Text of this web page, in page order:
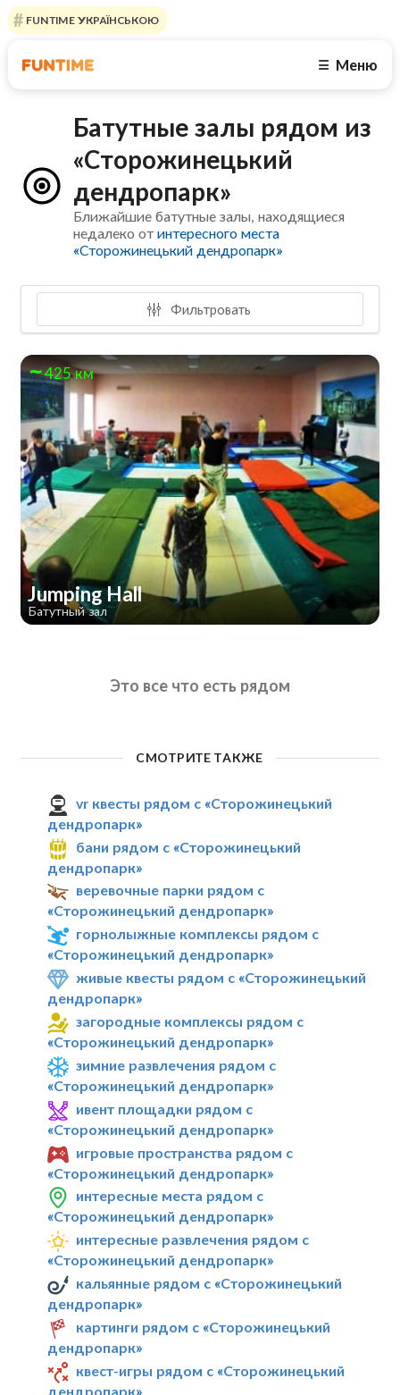
FUNTIME УКРАЇНСЬКОЮ
☰ Меню
Батутные залы рядом из
«Сторожинецький
дендропарк»
Ближайшие батутные залы, находящиеся
недалеко отинтересного места
«Сторожинецький дендропарк»
Фильтровать
425 км
Jumping Hall
Батутный зал
Это все что есть рядом
СМОТРИТЕ ТАКЖЕ
vr квесты рядом с «Сторожинецький
дендропарк»
бани рядом с «Сторожинецький
дендропарк»
веревочные парки рядом с
«Сторожинецький дендропарк»
горнолыжные комплексы рядом с
«Сторожинецький дендропарк»
живые квесты рядом с «Сторожинецький
дендропарк»
загородные комплексы рядом с
«Сторожинецький дендропарк»
зимние развлечения рядом с
«Сторожинецький дендропарк»
ивент площадки рядом с
«Сторожинецький дендропарк»
игровые пространства рядом с
«Сторожинецький дендропарк»
интересные места рядом с
«Сторожинецький дендропарк»
интересные развлечения рядом с
«Сторожинецький дендропарк»
кальянные рядом с «Сторожинецький
дендропарк»
картинги рядом с «Сторожинецький
дендропарк»
квест-игры рядом с «Сторожинецький
дендропарк»